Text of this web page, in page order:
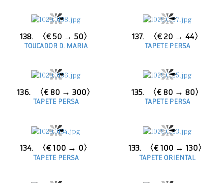
138. 〈€ 50 → 50〉
TOUCADOR D. MARIA
137. 〈€ 20 → 44〉
TAPETE PERSA
136. 〈€ 80 → 300〉
TAPETE PERSA
135. 〈€ 80 → 80〉
TAPETE PERSA
134. 〈€ 100 → 0〉
TAPETE PERSA
133. 〈€ 100 → 130〉
TAPETE ORIENTAL